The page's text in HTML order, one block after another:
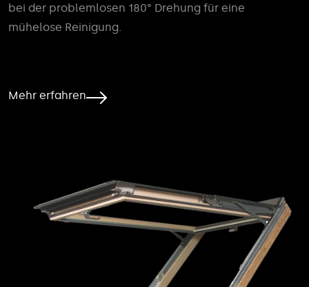
bei der problemlosen 180° Drehung für eine
mühelose Reinigung.
Mehr erfahren